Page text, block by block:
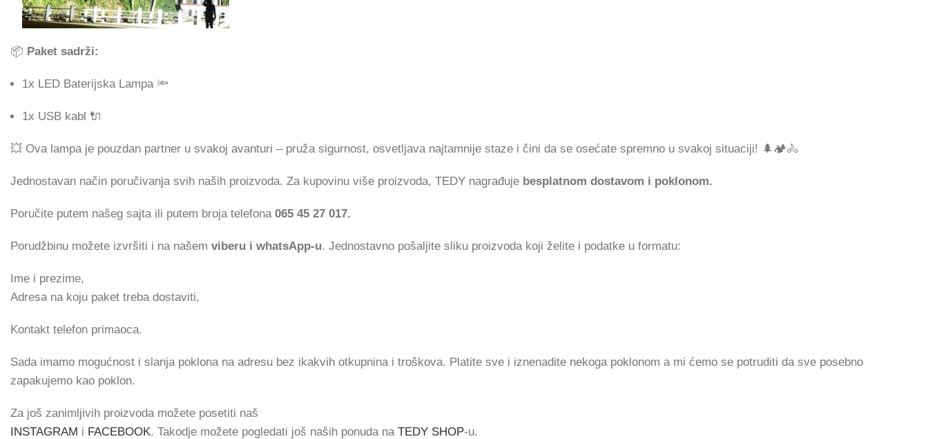
📦 Paket sadrži:
1x LED Baterijska Lampa 🔦
1x USB kabl 🔌
💥 Ova lampa je pouzdan partner u svakoj avanturi – pruža sigurnost, osvetljava najtamnije staze i čini da se osećate spremno u svakoj situaciji! 🌲🏕️🚴
Jednostavan način poručivanja svih naših proizvoda. Za kupovinu više proizvoda, TEDY nagrađuje besplatnom dostavom i poklonom.
Poručite putem našeg sajta ili putem broja telefona 065 45 27 017.
Porudžbinu možete izvršiti i na našem viberu i whatsApp-u. Jednostavno pošaljite sliku proizvoda koji želite i podatke u formatu:
Ime i prezime,
Adresa na koju paket treba dostaviti,
Kontakt telefon primaoca.
Sada imamo mogućnost i slanja poklona na adresu bez ikakvih otkupnina i troškova. Platite sve i iznenadite nekoga poklonom a mi ćemo se potruditi da sve posebno
zapakujemo kao poklon.
Za još zanimljivih proizvoda možete posetiti naš
INSTAGRAM i FACEBOOK. Takodje možete pogledati još naših ponuda naTEDY SHOP-u.